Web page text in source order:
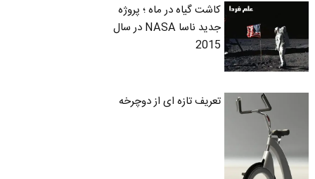
کاشت گیاه در ماه ؛ پروژه
جدید ناسا NASA در سال
2015
تعریف تازه ای از دوچرخه